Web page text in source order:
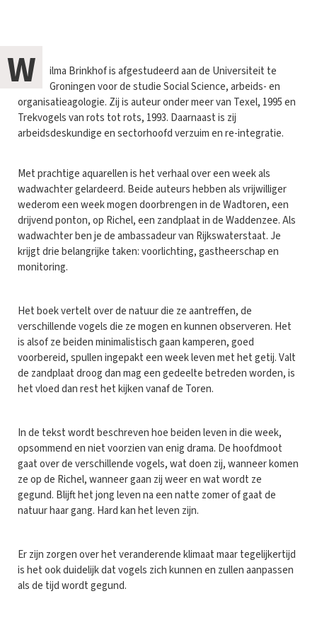
W
ilma Brinkhof is afgestudeerd aan de Universiteit te
Groningen voor de studie Social Science, arbeids- en
organisatieagologie. Zij is auteur onder meer van Texel, 1995 en
Trekvogels van rots tot rots, 1993. Daarnaast is zij
arbeidsdeskundige en sectorhoofd verzuim en re-integratie.
Met prachtige aquarellen is het verhaal over een week als
wadwachter gelardeerd. Beide auteurs hebben als vrijwilliger
wederom een week mogen doorbrengen in de Wadtoren, een
drijvend ponton, op Richel, een zandplaat in de Waddenzee. Als
wadwachter ben je de ambassadeur van Rijkswaterstaat. Je
krijgt drie belangrijke taken: voorlichting, gastheerschap en
monitoring.
Het boek vertelt over de natuur die ze aantreffen, de
verschillende vogels die ze mogen en kunnen observeren. Het
is alsof ze beiden minimalistisch gaan kamperen, goed
voorbereid, spullen ingepakt een week leven met het getij. Valt
de zandplaat droog dan mag een gedeelte betreden worden, is
het vloed dan rest het kijken vanaf de Toren.
In de tekst wordt beschreven hoe beiden leven in die week,
opsommend en niet voorzien van enig drama. De hoofdmoot
gaat over de verschillende vogels, wat doen zij, wanneer komen
ze op de Richel, wanneer gaan zij weer en wat wordt ze
gegund. Blijft het jong leven na een natte zomer of gaat de
natuur haar gang. Hard kan het leven zijn.
Er zijn zorgen over het veranderende klimaat maar tegelijkertijd
is het ook duidelijk dat vogels zich kunnen en zullen aanpassen
als de tijd wordt gegund.